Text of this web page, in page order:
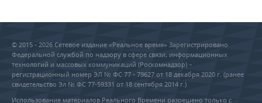
© 2015 - 2026 Сетевое издание «Реальное время» Зарегистрировано
Федеральной службой по надзору в сфере связи, информационных
технологий и массовых коммуникаций (Роскомнадзор) –
регистрационный номер ЭЛ № ФС 77 - 79627 от 18 декабря 2020 г. (ранее
свидетельство Эл № ФС 77-59331 от 18 сентября 2014 г.)
Использование материалов Реального Времени разрешено только с